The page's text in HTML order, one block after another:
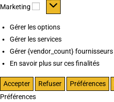
Marketing Marketing
Gérer les options
Gérer les services
Gérer {vendor_count} fournisseurs
En savoir plus sur ces finalités
Accepter Refuser Préférences
Préférences